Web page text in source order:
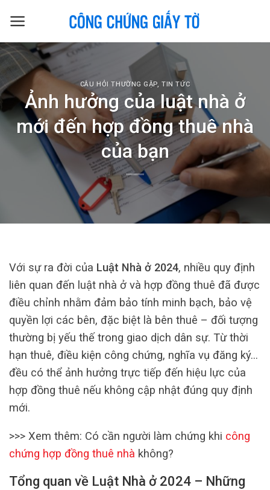
CÂU HỎI THƯỜNG GẶP,TIN TỨC
Ảnh hưởng của luật nhà ở
mới đến hợp đồng thuê nhà
của bạn
Với sự ra đời của Luật Nhà ở 2024, nhiều quy định
liên quan đến luật nhà ở và hợp đồng thuê đã được
điều chỉnh nhằm đảm bảo tính minh bạch, bảo vệ
quyền lợi các bên, đặc biệt là bên thuê – đối tượng
thường bị yếu thế trong giao dịch dân sự. Từ thời
hạn thuê, điều kiện công chứng, nghĩa vụ đăng ký…
đều có thể ảnh hưởng trực tiếp đến hiệu lực của
hợp đồng thuê nếu không cập nhật đúng quy định
mới.
>>> Xem thêm: Có cần người làm chứng khi công
chứng hợp đồng thuê nhà không?
Tổng quan về Luật Nhà ở 2024 – Những